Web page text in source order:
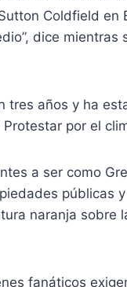
Coldfield en
dice mientras
tres años y ha
por el
a ser como
públicas
naranja sobre
fanáticos